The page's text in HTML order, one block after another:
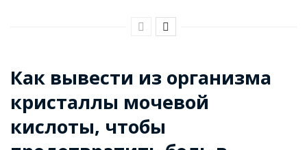
Как вывести из организма
кристаллы мочевой
кислоты, чтобы